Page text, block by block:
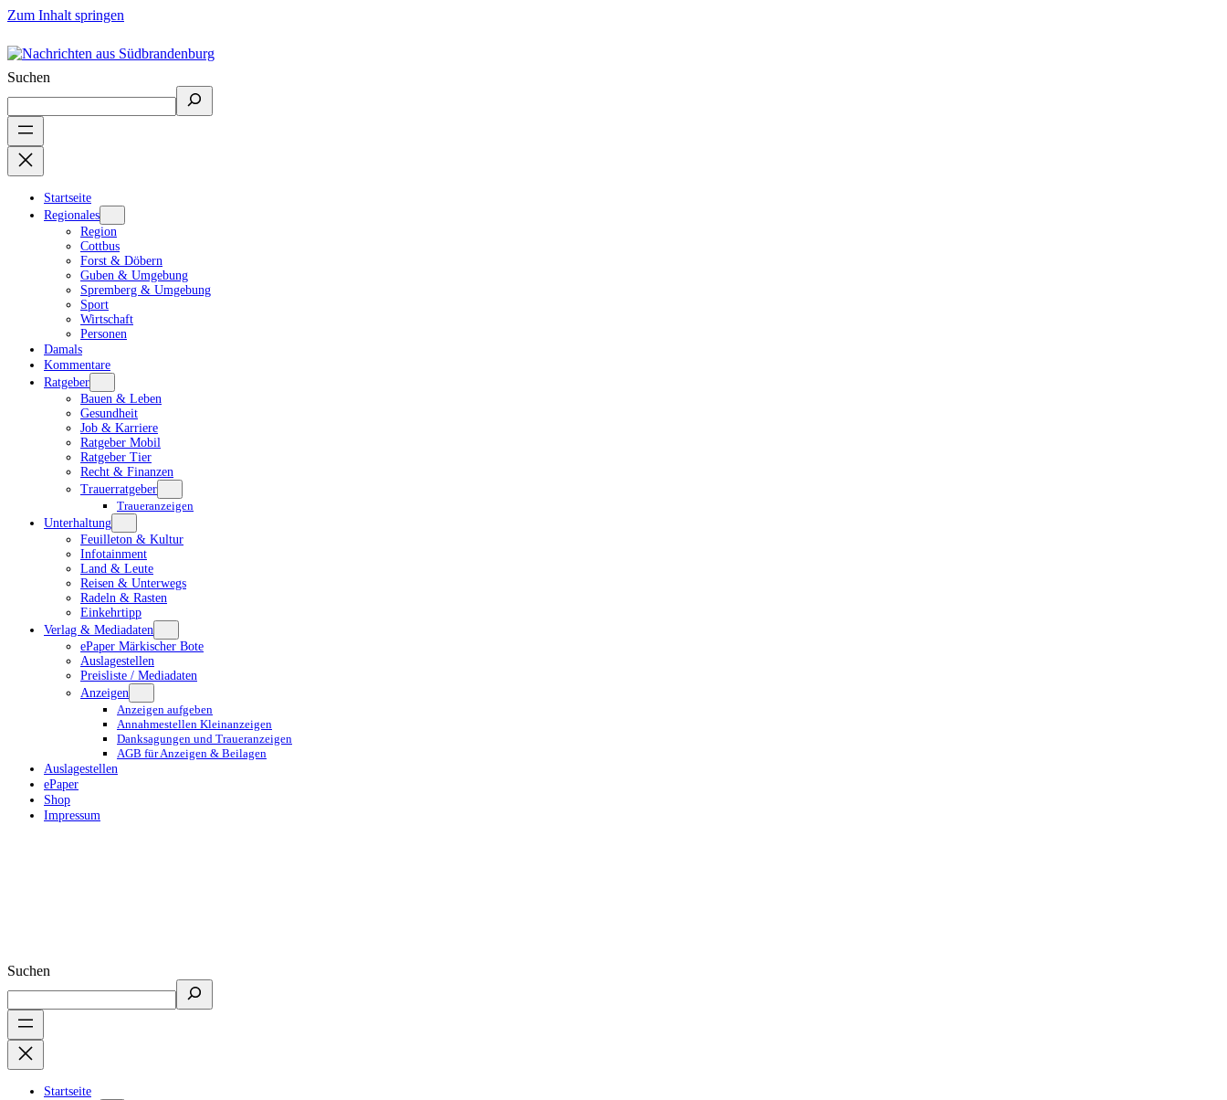
Zum Inhalt springen
Suchen
Startseite
Regionales
Region
Cottbus
Forst & Döbern
Guben & Umgebung
Spremberg & Umgebung
Sport
Wirtschaft
Personen
Damals
Kommentare
Ratgeber
Bauen & Leben
Gesundheit
Job & Karriere
Ratgeber Mobil
Ratgeber Tier
Recht & Finanzen
Trauerratgeber
Traueranzeigen
Unterhaltung
Feuilleton & Kultur
Infotainment
Land & Leute
Reisen & Unterwegs
Radeln & Rasten
Einkehrtipp
Verlag & Mediadaten
ePaper Märkischer Bote
Auslagestellen
Preisliste / Mediadaten
Anzeigen
Anzeigen aufgeben
Annahmestellen Kleinanzeigen
Danksagungen und Traueranzeigen
AGB für Anzeigen & Beilagen
Auslagestellen
ePaper
Shop
Impressum
Suchen
Startseite